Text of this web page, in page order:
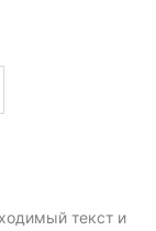
текст и